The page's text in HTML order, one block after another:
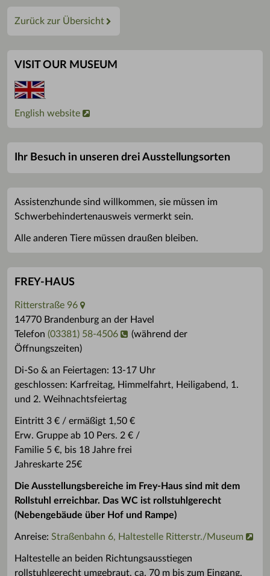
Zurück zur Übersicht
VISIT OUR MUSEUM
English website
Ihr Besuch in unseren drei Ausstellungsorten
Assistenzhunde sind willkommen, sie müssen im
Schwerbehindertenausweis vermerkt sein.
Alle anderen Tiere müssen draußen bleiben.
FREY-HAUS
Ritterstraße 96
14770 Brandenburg an der Havel
Telefon (03381) 58-4506
(während der
Öffnungszeiten)
Di-So & an Feiertagen: 13-17 Uhr
geschlossen: Karfreitag, Himmelfahrt, Heiligabend, 1.
und 2. Weihnachtsfeiertag
Eintritt 3 € / ermäßigt 1,50 €
Erw. Gruppe ab 10 Pers. 2 € /
Familie 5 €, bis 18 Jahre frei
Jahreskarte 25€
Die Ausstellungsbereiche im Frey-Haus sind mit dem
Rollstuhl erreichbar. Das WC ist rollstuhlgerecht
(Nebengebäude über Hof und Rampe)
Anreise: Straßenbahn 6, Haltestelle Ritterstr./Museum
Haltestelle an beiden Richtungsausstiegen
rollstuhlgerecht umgebraut, ca. 70 m bis zum Eingang,